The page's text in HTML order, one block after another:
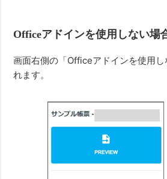
Officeアドインを使用しない場
画面右側の「Officeアドインを使用
れます。